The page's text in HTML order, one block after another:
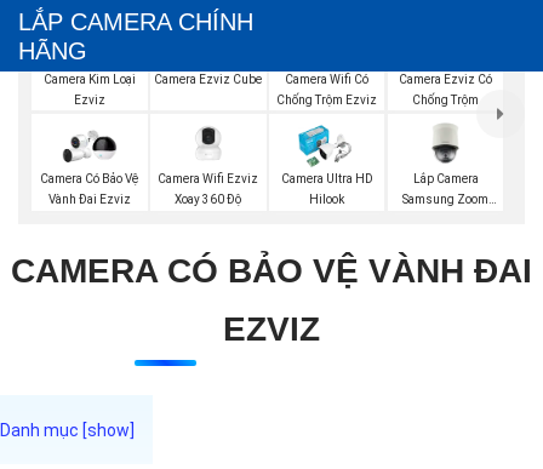
LẮP CAMERA CHÍNH
HÃNG
Camera Kim Loại
Ezviz
Camera Ezviz Cube
Camera Wifi Có
Chống Trộm Ezviz
Camera Ezviz Có
Chống Trộm
Camera Có Bảo Vệ
Vành Đai Ezviz
Camera Wifi Ezviz
Xoay 360 Độ
Camera Ultra HD
Hilook
Lắp Camera
Samsung Zoom
CAMERA CÓ BẢO VỆ VÀNH ĐAI
EZVIZ